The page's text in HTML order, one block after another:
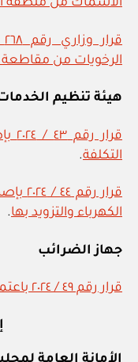
الأسماك من منطقة
الرخويات من
هيئة تنظيم
التكلفة.
قرار
الكهرباء والتزويد بها.
جهاز الضرائب
قرار رقم ٤٩ / ٢٠٢٤ باعتماد الهيكل التنظيمي لجهاز الضرائب